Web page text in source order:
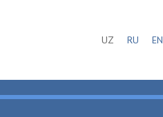
UZ RU EN